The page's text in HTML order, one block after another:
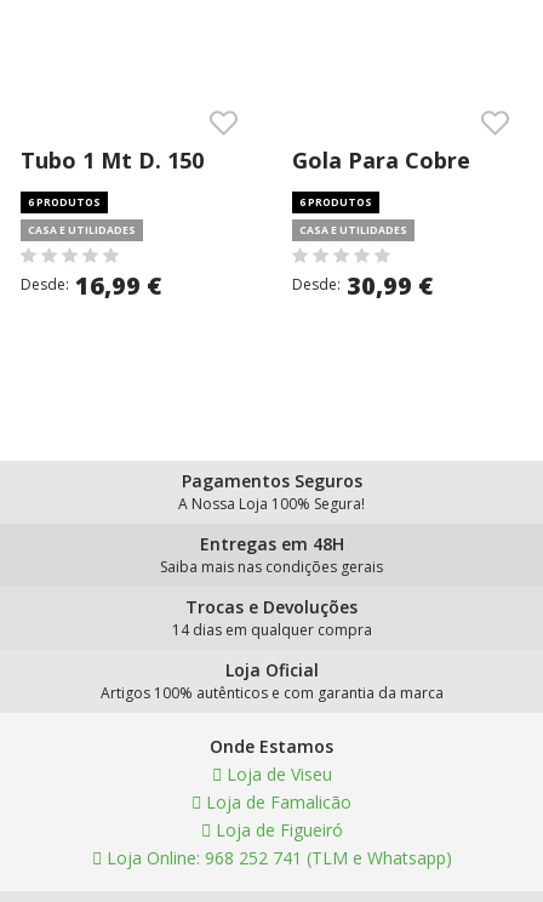
Tubo 1 Mt D. 150
(inox 304 04)
6 PRODUTOS
CASA E UTILIDADES
Desde: 16,99 €
Gola Para Cobre
águas D. 150 (vminox
304 05)
6 PRODUTOS
CASA E UTILIDADES
Desde: 30,99 €
Pagamentos Seguros
A Nossa Loja 100% Segura!
Entregas em 48H
Saiba mais nas condições gerais
Trocas e Devoluções
14 dias em qualquer compra
Loja Oficial
Artigos 100% autênticos e com garantia da marca
Onde Estamos
Loja de Viseu
Loja de Famalicão
Loja de Figueiró
Loja Online: 968 252 741 (TLM e Whatsapp)